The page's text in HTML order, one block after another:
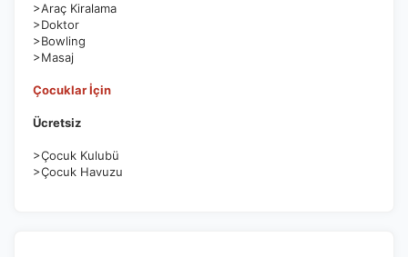
>Araç Kiralama
>Doktor
>Bowling
>Masaj
Çocuklar İçin
Ücretsiz
>Çocuk Kulubü
>Çocuk Havuzu